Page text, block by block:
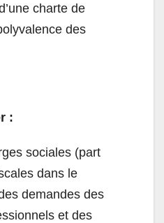
charte de
des
:
sociales (part
dans le
demandes des
et des